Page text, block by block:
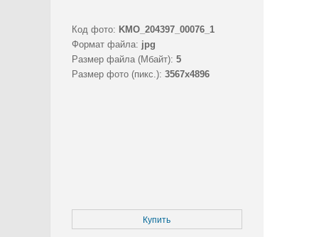
Код фото: KMO_204397_00076_1
Формат файла: jpg
Размер файла (Мбайт): 5
Размер фото (пикс.): 3567x4896
Купить